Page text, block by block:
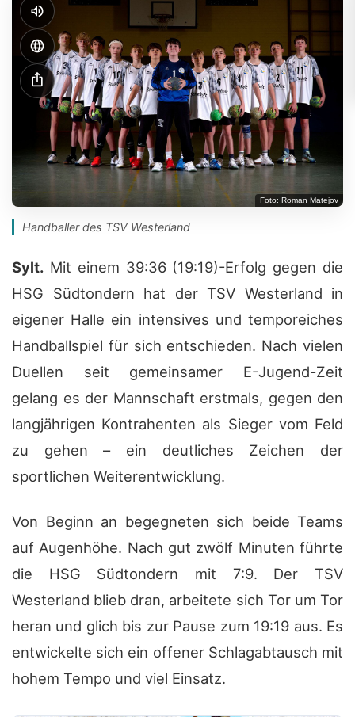
volume_up
language
ios_share
Foto: Roman Matejov
Handballer des TSV Westerland
Sylt. Mit einem 39:36 (19:19)-Erfolg gegen die
HSG Südtondern hat der TSV Westerland in
eigener Halle ein intensives und temporeiches
Handballspiel für sich entschieden. Nach vielen
Duellen seit gemeinsamer E-Jugend-Zeit
gelang es der Mannschaft erstmals, gegen den
langjährigen Kontrahenten als Sieger vom Feld
zu gehen – ein deutliches Zeichen der
sportlichen Weiterentwicklung.
Von Beginn an begegneten sich beide Teams
auf Augenhöhe. Nach gut zwölf Minuten führte
die HSG Südtondern mit 7:9. Der TSV
Westerland blieb dran, arbeitete sich Tor um Tor
heran und glich bis zur Pause zum 19:19 aus. Es
entwickelte sich ein offener Schlagabtausch mit
hohem Tempo und viel Einsatz.